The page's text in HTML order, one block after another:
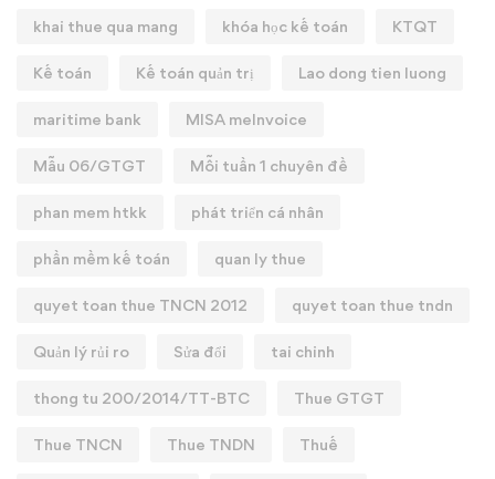
khai thue qua mang khóa học kế toán KTQT
Kế toán Kế toán quản trị Lao dong tien luong
maritime bank MISA meInvoice
Mẫu 06/GTGT Mỗi tuần 1 chuyên đề
phan mem htkk phát triển cá nhân
phần mềm kế toán quan ly thue
quyet toan thue TNCN 2012 quyet toan thue tndn
Quản lý rủi ro Sửa đổi tai chinh
thong tu 200/2014/TT-BTC Thue GTGT
Thue TNCN Thue TNDN Thuế